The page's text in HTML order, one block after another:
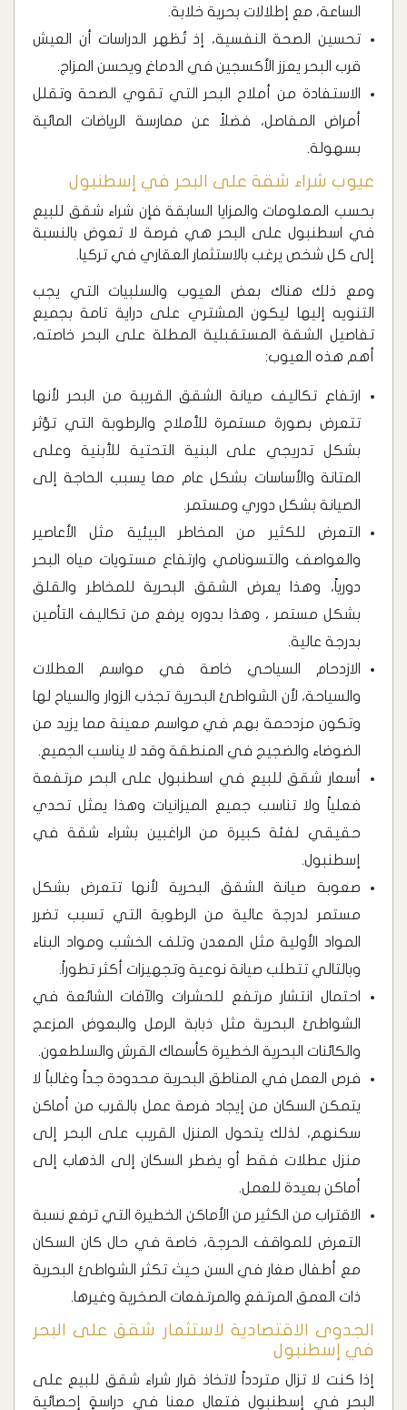
الساعة، مع إطلالات بحرية خلابة.
تحسين الصحة النفسية، إذ تُظهر الدراسات أن العيش
قرب البحر يعزز الأكسجين في الدماغ ويحسن المزاج.
الاستفادة من أملاح البحر التي تقوي الصحة وتقلل
أمراض المفاصل، فضلاً عن ممارسة الرياضات المائية
بسهولة.
عيوب شراء شقة على البحر في إسطنبول
بحسب المعلومات والمزايا السابقة فإن شراء شقق للبيع
في اسطنبول على البحر هي فرصة لا تعوض بالنسبة
إلى كل شخص يرغب بالاستثمار العقاري في تركيا.
ومع ذلك هناك بعض العيوب والسلبيات التي يجب
التنويه إليها ليكون المشتري على دراية تامة بجميع
تفاصيل الشقة المستقبلية المطلة على البحر خاصته،
أهم هذه العيوب:
‏ارتفاع تكاليف صيانة الشقق القريبة من البحر لأنها
تتعرض بصورة مستمرة للأملاح والرطوبة التي تؤثر
بشكل تدريجي على البنية التحتية للأبنية وعلى
المتانة والأساسات بشكل عام مما يسبب الحاجة إلى
الصيانة بشكل دوري ومستمر.
‏التعرض للكثير من المخاطر البيئية مثل الأعاصير
والعواصف والتسونامي وارتفاع مستويات مياه البحر
دورياً، وهذا يعرض الشقق البحرية للمخاطر والقلق
بشكل مستمر ، وهذا بدوره يرفع من تكاليف التأمين
بدرجة عالية.
‏الازدحام السياحي خاصة في مواسم العطلات
والسياحة، لأن الشواطئ البحرية تجذب الزوار والسياح لها
وتكون مزدحمة بهم في مواسم معينة مما يزيد من
الضوضاء والضجيج في المنطقة وقد لا يناسب الجميع.
‏أسعار شقق للبيع في اسطنبول على البحر مرتفعة
فعلياً ولا تناسب جميع الميزانيات وهذا يمثل تحدي
حقيقي لفئة كبيرة من الراغبين بشراء شقة في
إسطنبول.
‏صعوبة صيانة الشقق البحرية لأنها تتعرض بشكل
مستمر لدرجة عالية من الرطوبة التي تسبب تضرر
المواد الأولية مثل المعدن وتلف الخشب ومواد البناء
وبالتالي تتطلب صيانة نوعية وتجهيزات أكثر تطوراً.
‏احتمال انتشار مرتفع للحشرات والآفات الشائعة في
الشواطئ البحرية مثل ذبابة الرمل والبعوض المزعج
والكائنات البحرية الخطيرة كأسماك القرش والسلطعون.
فرص ‏العمل في المناطق البحرية محدودة جداً وغالباً لا
يتمكن السكان من إيجاد فرصة عمل بالقرب من أماكن
سكنهم، لذلك يتحول المنزل القريب على البحر إلى
منزل عطلات فقط أو يضطر السكان إلى الذهاب إلى
أماكن بعيدة للعمل.
‏الاقتراب من الكثير من الأماكن الخطيرة التي ترفع نسبة
التعرض للمواقف الحرجة، خاصة في حال كان السكان
مع أطفال صغار في السن حيث تكثر الشواطئ البحرية
ذات العمق المرتفع والمرتفعات الصخرية وغيرها.
الجدوى الاقتصادية لاستثمار شقق على البحر
في إسطنبول
إذا كنت لا تزال متردداً لاتخاذ قرار شراء شقق للبيع على
البحر في إسطنبول فتعال معنا في دراسةٍ إحصائية